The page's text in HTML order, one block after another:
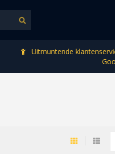
Uitmuntende